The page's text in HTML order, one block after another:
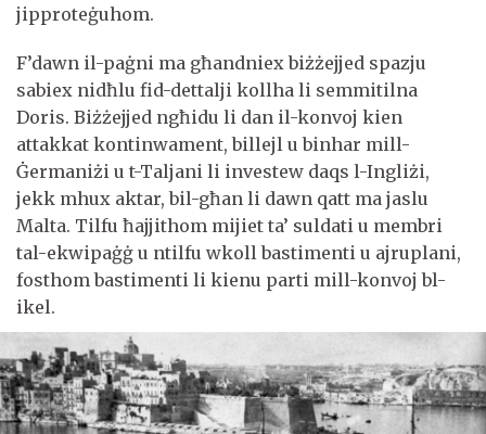
jipproteġuhom.
F’dawn il-paġni ma għandniex biżżejjed spazju
sabiex nidħlu fid-dettalji kollha li semmitilna
Doris. Biżżejjed ngħidu li dan il-konvoj kien
attakkat kontinwament, billejl u binhar mill-
Ġermaniżi u t-Taljani li investew daqs l-Ingliżi,
jekk mhux aktar, bil-għan li dawn qatt ma jaslu
Malta. Tilfu ħajjithom mijiet ta’ suldati u membri
tal-ekwipaġġ u ntilfu wkoll bastimenti u ajruplani,
fosthom bastimenti li kienu parti mill-konvoj bl-
ikel.